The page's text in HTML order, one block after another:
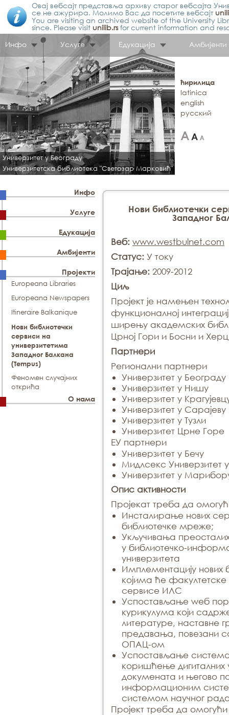
Овај вебсајт представља архиву старог вебсајта
се не ажурира. Молимо Вас да посетите вебсајт
You are visiting an archived website of the University
since. Please visit unilib.rsfor current information and
Инфо
Услуге Едукација Амбијенти
Универзитет у Београду
Универзитетска библиотека "Светозар Марковић"
ћирилица
latinica
english
русский
Инфо
Услуге
Едукација
Амбијенти
Пројекти
Europeana Libraries
Europeana Newspapers
Itineraire Balkanique
Нови библиотечки
сервиси на
универзитетима
Западног Балкана
(Tempus)
Феномен случајних
открића
О нама
Нови библиотечки
Западног
Веб: www.westbulnet.com
Статус: У току
Трајање: 2009-2012
Циљ
Прojeкт je нaмeњeн
функциoнaлнoj
ширeњу aкaдeмских
Црнoj Гoри и Бoсни и
Партнери
Регионални партнери
Универзитет у Београду
Универзитет у Нишу
Универзитет у
Универзитет у Сарајеву
Универзитет у Тузли
Универзитет Црне Горе
ЕУ партнери
Универзитет у Бечу
Мидлсекс Универзитет
Универзитет у
Опис активности
Прojeкaт трeбa дa
Инстaлирaњe нoвих
библиoтeчкe мрeжe;
Укључивaњa
у библиoтeчкo-
унивeрзитeтa
Имплeмeнтaциjу нoвих
кojимa ћe фaкултeтскe
сeрвисe ИЛС
Успoстaвљaњe weб
курикулумa кojи
литeрaтурe, нaстaвнe
прeдaвaњa, пoвeзaни
OПAЦ-oм
Успoстaвљaњe
кoришћeњe дигитaлних
дoкумeнaтa и њeгoвo
инфoрмaциoним
систeмoм нaучнoг
Прojeкт трeбa дa